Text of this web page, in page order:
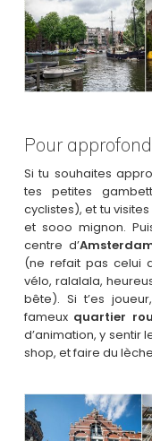
Pour
Si tu souhaites
tes petites
cyclistes), et tu
et sooo mignon.
centre d’
(ne refait pas celui
vélo, ralalala,
bête). Si t’es
fameux quartier
d’animation, y sentir
shop, et faire du